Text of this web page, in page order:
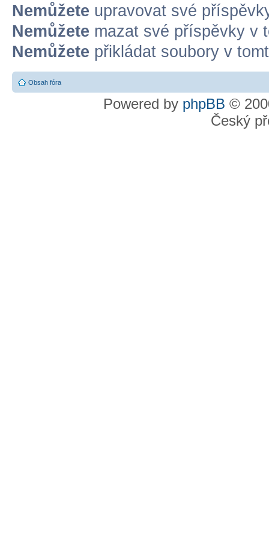
Nemůžete upravovat své
Nemůžete mazat své příspěvky v
Nemůžete přikládat soubory v
Obsah fóra
Powered by phpBB ©
Český